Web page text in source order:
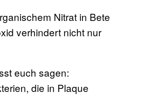
Nitrat in Bete
verhindert nicht nur
euch sagen:
die in Plaque